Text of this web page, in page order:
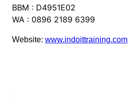
BBM : D4951E02
WA : 0896 2189 6399
Website: www.indoittraining.com